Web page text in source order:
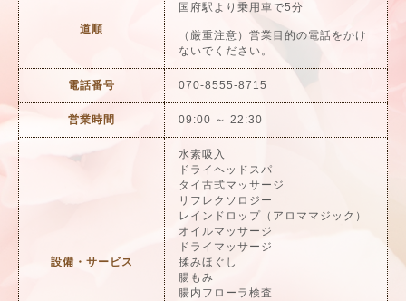
道順
国府駅より乗用車で5分
（厳重注意）営業目的の電話をかけ
ないでください。
電話番号 070-8555-8715
営業時間 09:00 ～ 22:30
設備・サービス
水素吸入
ドライヘッドスパ
タイ古式マッサージ
リフレクソロジー
レインドロップ（アロママジック）
オイルマッサージ
ドライマッサージ
揉みほぐし
腸もみ
腸内フローラ検査